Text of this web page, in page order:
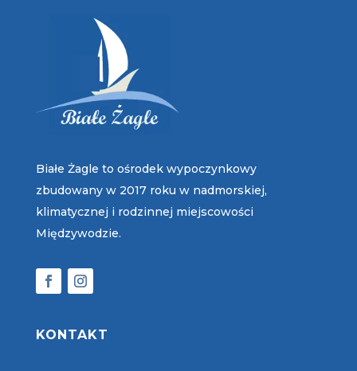
Białe Żagle to ośrodek wypoczynkowy
zbudowany w 2017 roku w nadmorskiej,
klimatycznej i rodzinnej miejscowości
Międzywodzie.
KONTAKT